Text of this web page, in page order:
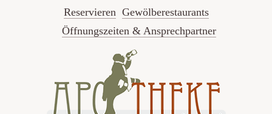
Reservieren Gewölberestaurants
Öffnungszeiten & Ansprechpartner